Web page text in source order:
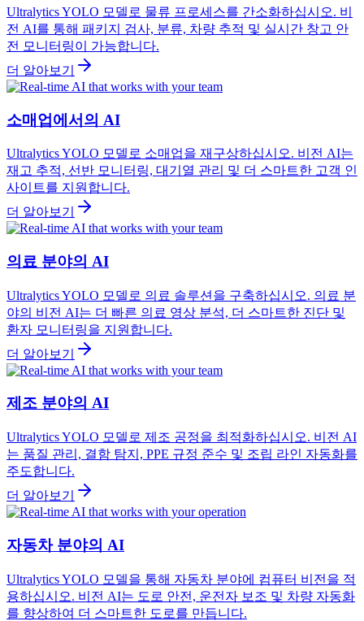
Ultralytics YOLO 모델로 물류 프로세스를 간소화하십시오. 비
전 AI를 통해 패키지 검사, 분류, 차량 추적 및 실시간 창고 안
전 모니터링이 가능합니다.
더 알아보기
소매업에서의 AI
Ultralytics YOLO 모델로 소매업을 재구상하십시오. 비전 AI는
재고 추적, 선반 모니터링, 대기열 관리 및 더 스마트한 고객 인
사이트를 지원합니다.
더 알아보기
의료 분야의 AI
Ultralytics YOLO 모델로 의료 솔루션을 구축하십시오. 의료 분
야의 비전 AI는 더 빠른 의료 영상 분석, 더 스마트한 진단 및
환자 모니터링을 지원합니다.
더 알아보기
제조 분야의 AI
Ultralytics YOLO 모델로 제조 공정을 최적화하십시오. 비전 AI
는 품질 관리, 결함 탐지, PPE 규정 준수 및 조립 라인 자동화를
주도합니다.
더 알아보기
자동차 분야의 AI
Ultralytics YOLO 모델을 통해 자동차 분야에 컴퓨터 비전을 적
용하십시오. 비전 AI는 도로 안전, 운전자 보조 및 차량 자동화
를 향상하여 더 스마트한 도로를 만듭니다.